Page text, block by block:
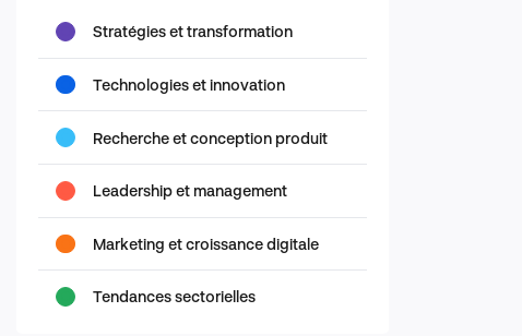
Stratégies et transformation
Technologies et innovation
Recherche et conception produit
Leadership et management
Marketing et croissance digitale
Tendances sectorielles